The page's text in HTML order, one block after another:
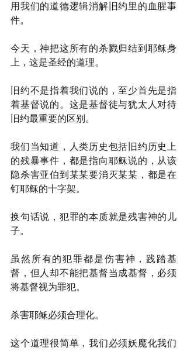
用我们的道德逻辑消解旧约里的血腥事
件。
今天，神把这所有的杀戮归结到耶稣身
上，这是圣经的道理。
旧约不是指着我们说的，至少首先是指
着基督说的。这是基督徒与犹太人对待
旧约最重要的区别。
我们当知道，人类历史包括旧约历史上
的残暴事件，都是指向耶稣说的，从该
隐杀害亚伯到某某要消灭某某，都是在
钉耶稣的十字架。
换句话说，犯罪的本质就是残害神的儿
子。
虽然所有的犯罪都是伤害神，践踏基
督，但人却不能把基督当成基督，必须
将基督视为罪犯。
杀害耶稣必须合理化。
这个道理很简单，我们必须妖魔化我们